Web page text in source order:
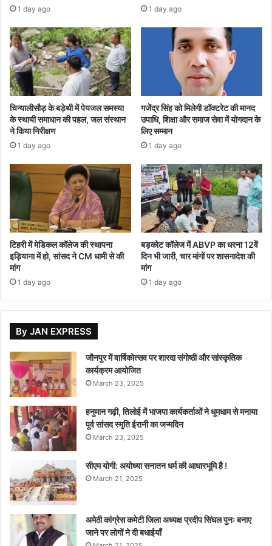
1 day ago 1 day ago
चिन्यालीसौड़ के बड़ेथी में पेयजल समस्या
के स्थायी समाधान की पहल, जल संस्थान
ने किया निरीक्षण
1 day ago
गजेंद्र सिंह को मिलेगी डॉक्टरेट की मानद
उपाधि, शिक्षा और समाज सेवा में योगदान के
लिए सम्मान
1 day ago
टिहरी में मेडिकल कॉलेज की स्थापना
इड़ियाना में हो, सांसद ने CM धामी से की
मांग
1 day ago
बड़कोट कॉलेज में ABVP का धरना 12वें
दिन भी जारी, चार मांगों पर शासनादेश की
मांग
1 day ago
By JAN EXPRESS
जौनपुर में वार्षिकोत्सव पर शारदा संगोष्ठी और सांस्कृतिक
कार्यक्रम आयोजित
March 23, 2025
हनुमान गढ़ी, तिलोई में भाजपा कार्यकर्ताओं ने धूमधाम से मनाया
पूर्व सांसद स्मृति ईरानी का जन्मदिन
March 23, 2025
सीएम योगी: अयोध्या सनातन धर्म की आधारभूमि है !
March 21, 2025
अमेठी कांग्रेस कमेटी जिला अध्यक्ष प्रदीप सिंघल पुनः बनाए
जाने पर लोगों ने दी बधाईयाँ